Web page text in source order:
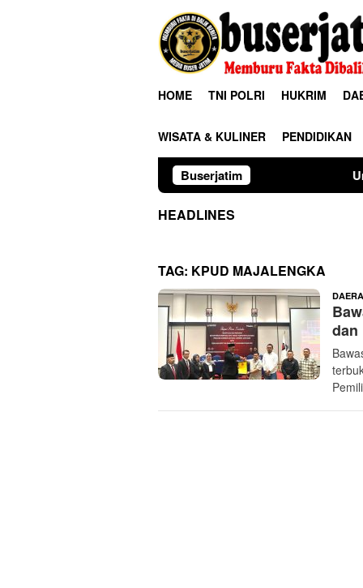
HOME TNI POLRI HUKRIM
WISATA & KULINER PENDIDIKAN
Buserjatim Universitas
HEADLINES
TAG: KPUD MAJALENGKA
dan